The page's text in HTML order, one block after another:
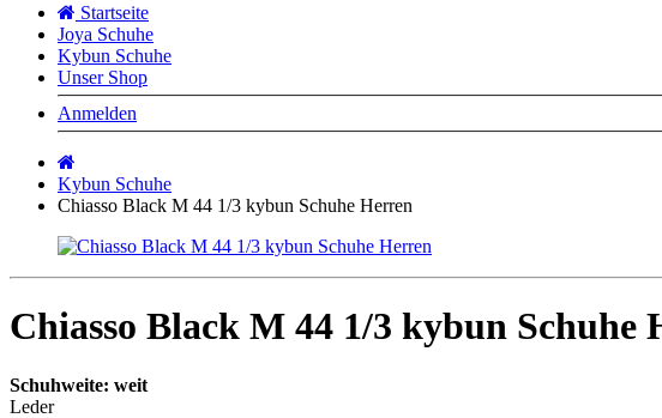
Startseite
Joya Schuhe
Kybun Schuhe
Unser Shop
Anmelden
Kybun Schuhe
Chiasso Black M 44 1/3 kybun Schuhe Herren
Chiasso Black M 44 1/3 kybun Schuhe
Schuhweite: weit
Leder